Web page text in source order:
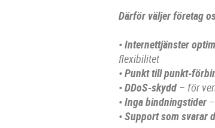
Därför väljer företag
• Internettjänster
flexibilitet
• Punkt till punkt-
• DDoS-skydd – för
• Inga bindningstider
• Support som svarar